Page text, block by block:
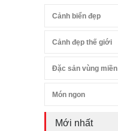
Cảnh biển đẹp
Cảnh đẹp thế giới
Đặc sản vùng miền
Món ngon
Mới nhất